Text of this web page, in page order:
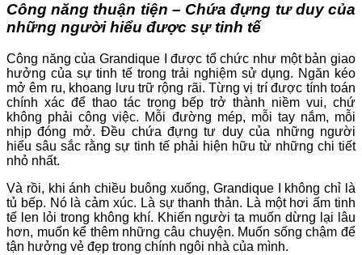
Công năng thuận tiện – Chứa đựng tư duy của
những người hiểu được sự tinh tế
Công năng của Grandique I được tổ chức như một bản giao
hưởng của sự tinh tế trong trải nghiệm sử dụng. Ngăn kéo
mở êm ru, khoang lưu trữ rộng rãi. Từng vị trí được tính toán
chính xác để thao tác trong bếp trở thành niềm vui, chứ
không phải công việc. Mỗi đường mép, mỗi tay nắm, mỗi
nhịp đóng mở. Đều chứa đựng tư duy của những người
hiểu sâu sắc rằng sự tinh tế phải hiện hữu từ những chi tiết
nhỏ nhất.
Và rồi, khi ánh chiều buông xuống, Grandique I không chỉ là
tủ bếp. Nó là cảm xúc. Là sự thanh thản. Là một hơi ấm tinh
tế len lỏi trong không khí. Khiến người ta muốn dừng lại lâu
hơn, muốn kể thêm những câu chuyện. Muốn sống chậm để
tận hưởng vẻ đẹp trong chính ngôi nhà của mình.